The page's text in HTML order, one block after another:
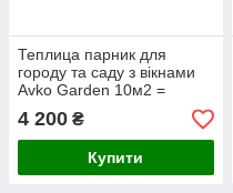
Теплица парник для
городу та саду з вікнами
Avko Garden 10м2 =
400*250*200
4 200 ₴
Купити